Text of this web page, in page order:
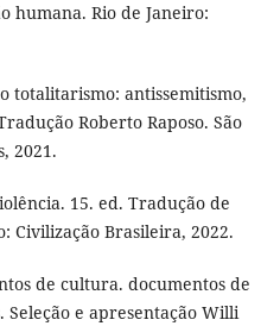
humana. Rio de Janeiro:
totalitarismo: antissemitismo,
Roberto Raposo. São
2021.
15. ed. Tradução de
Civilização Brasileira, 2022.
de cultura. documentos de
e apresentação Willi